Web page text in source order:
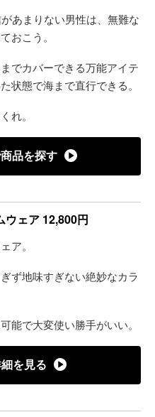
あまりない男性は、無難な
おこう。
でカバーできる万能アイテ
状態で海まで直行できる。
れ。
品を探す
ェア 12,800円
ア。
ず地味すぎない絶妙なカラ
能で大変使い勝手がいい。
を見る